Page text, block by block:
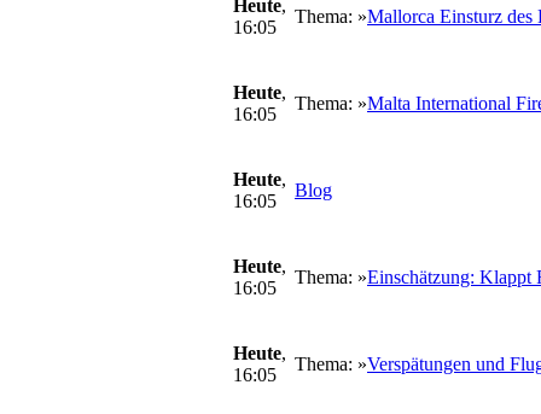
Heute,
16:05
Thema: »Mallorca Einsturz des
Heute,
16:05
Thema: »Malta International
Heute,
16:05
Blog
Heute,
16:05
Thema: »Einschätzung: Klappt
Heute,
16:05
Thema: »Verspätungen und